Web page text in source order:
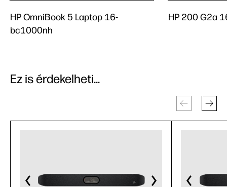
HP OmniBook 5 Laptop 16-
bc1000nh
HP 200 G2a
Ez is érdekelheti...